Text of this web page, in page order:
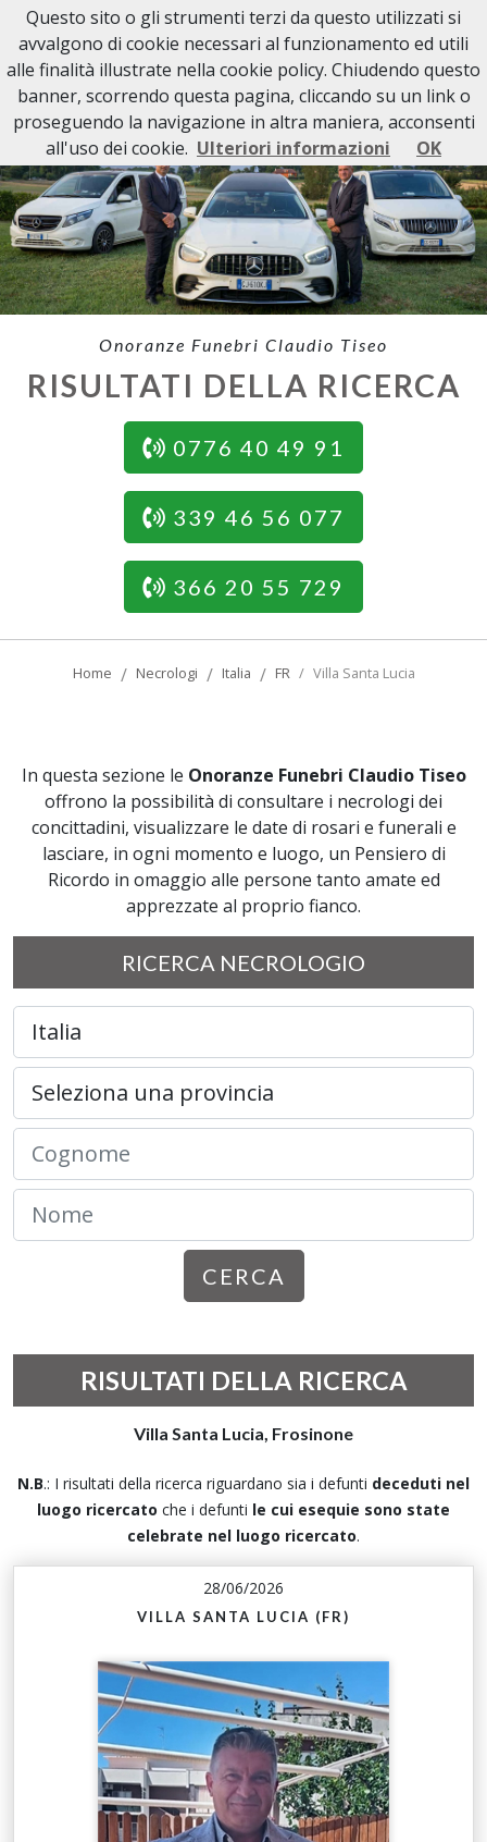
Onoranze Funebri Claudio Tiseo
RISULTATI DELLA RICERCA
0776 40 49 91
339 46 56 077
366 20 55 729
Home Necrologi Italia FR Villa Santa Lucia
In questa sezione le Onoranze Funebri Claudio Tiseo
offrono la possibilità di consultare i necrologi dei
concittadini, visualizzare le date di rosari e funerali e
lasciare, in ogni momento e luogo, un Pensiero di
Ricordo in omaggio alle persone tanto amate ed
apprezzate al proprio fianco.
RICERCA NECROLOGIO
CERCA
RISULTATI DELLA RICERCA
Villa Santa Lucia, Frosinone
N.B.: I risultati della ricerca riguardano sia i defunti deceduti nel
luogo ricercato che i defunti le cui esequie sono state
celebrate nel luogo ricercato.
28/06/2026
VILLA SANTA LUCIA (FR)
Questo sito o gli strumenti terzi da questo utilizzati si
avvalgono di cookie necessari al funzionamento ed utili
alle finalità illustrate nella cookie policy. Chiudendo questo
banner, scorrendo questa pagina, cliccando su un link o
proseguendo la navigazione in altra maniera, acconsenti
all'uso dei cookie. Ulteriori informazioni OK